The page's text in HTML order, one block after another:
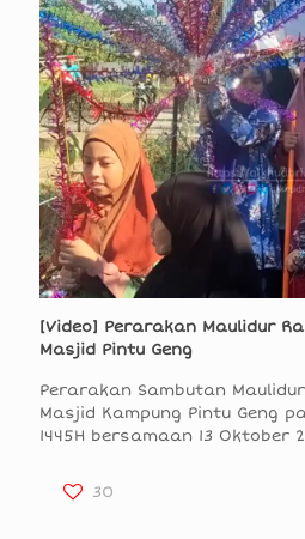
[Video] Perarakan Maulidur
Masjid Pintu Geng
Perarakan Sambutan
Masjid Kampung Pintu Geng
1445H bersamaan 13 Oktober
30